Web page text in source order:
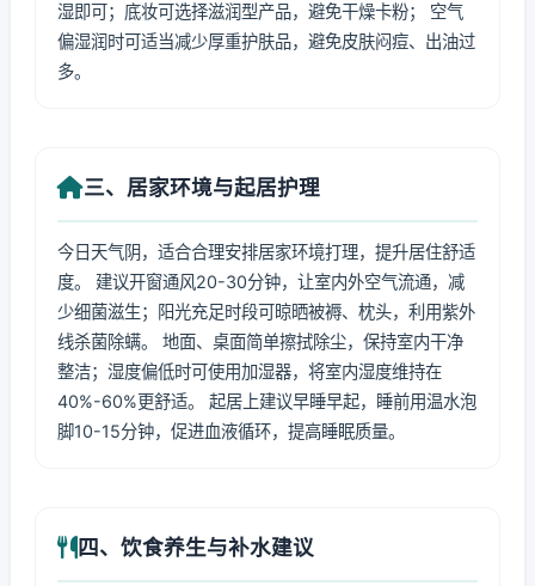
湿即可；底妆可选择滋润型产品，避免干燥卡粉； 空气
偏湿润时可适当减少厚重护肤品，避免皮肤闷痘、出油过
多。
三、居家环境与起居护理
今日天气阴，适合合理安排居家环境打理，提升居住舒适
度。 建议开窗通风20-30分钟，让室内外空气流通，减
少细菌滋生；阳光充足时段可晾晒被褥、枕头，利用紫外
线杀菌除螨。 地面、桌面简单擦拭除尘，保持室内干净
整洁；湿度偏低时可使用加湿器，将室内湿度维持在
40%-60%更舒适。 起居上建议早睡早起，睡前用温水泡
脚10-15分钟，促进血液循环，提高睡眠质量。
四、饮食养生与补水建议